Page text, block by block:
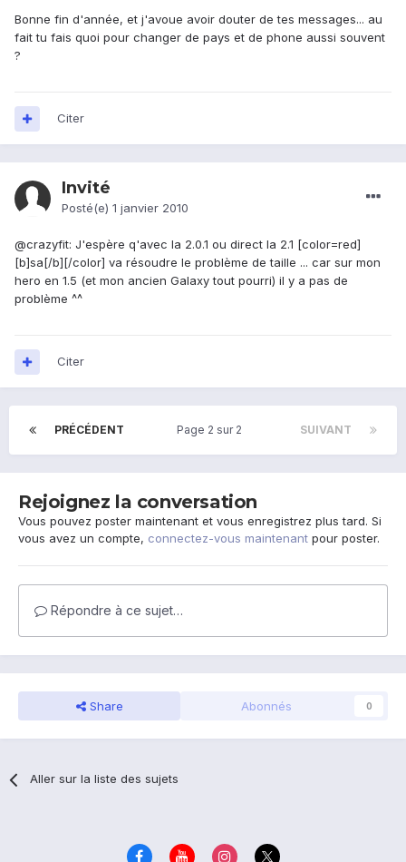
Bonne fin d'année, et j'avoue avoir douter de tes messages... au
fait tu fais quoi pour changer de pays et de phone aussi souvent
?
Citer
Invité
Posté(e) 1 janvier 2010
@crazyfit: J'espère q'avec la 2.0.1 ou direct la 2.1 [color=red]
[b]sa[/b][/color] va résoudre le problème de taille ... car sur mon
hero en 1.5 (et mon ancien Galaxy tout pourri) il y a pas de
problème ^^
Citer
PRÉCÉDENT SUIVANT
Page 2 sur 2
Rejoignez la conversation
Vous pouvez poster maintenant et vous enregistrez plus tard. Si
vous avez un compte, connectez-vous maintenant pour poster.
Répondre à ce sujet…
Share Abonnés 0
Aller sur la liste des sujets